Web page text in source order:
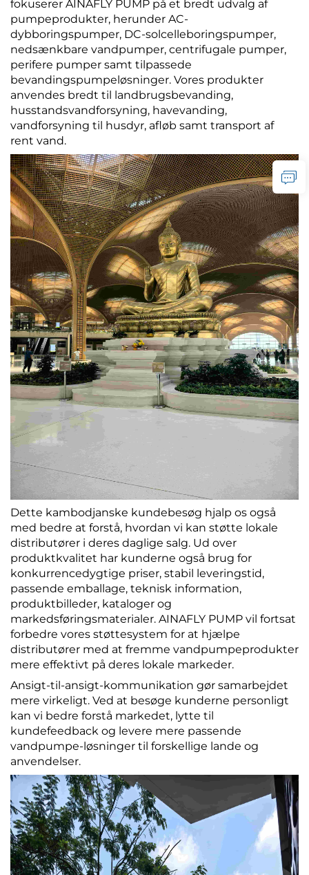
fokuserer AINAFLY PUMP på et bredt udvalg af
pumpeprodukter, herunder AC-
dybboringspumper, DC-solcelleboringspumper,
nedsænkbare vandpumper, centrifugale pumper,
perifere pumper samt tilpassede
bevandingspumpeløsninger. Vores produkter
anvendes bredt til landbrugsbevanding,
husstandsvandforsyning, havevanding,
vandforsyning til husdyr, afløb samt transport af
rent vand.
Dette kambodjanske kundebesøg hjalp os også
med bedre at forstå, hvordan vi kan støtte lokale
distributører i deres daglige salg. Ud over
produktkvalitet har kunderne også brug for
konkurrencedygtige priser, stabil leveringstid,
passende emballage, teknisk information,
produktbilleder, kataloger og
markedsføringsmaterialer. AINAFLY PUMP vil fortsat
forbedre vores støttesystem for at hjælpe
distributører med at fremme vandpumpeprodukter
mere effektivt på deres lokale markeder.
Ansigt-til-ansigt-kommunikation gør samarbejdet
mere virkeligt. Ved at besøge kunderne personligt
kan vi bedre forstå markedet, lytte til
kundefeedback og levere mere passende
vandpumpe-løsninger til forskellige lande og
anvendelser.